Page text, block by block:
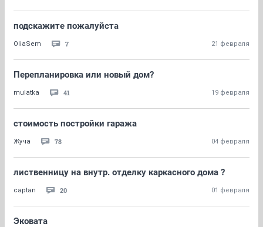
подскажите пожалуйста
OliaSem 7 21 февраля
Перепланировка или новый дом?
mulatka 41 19 февраля
стоимость постройки гаража
Жуча 78 04 февраля
лиственницу на внутр. отделку каркасного дома ?
captan 20 01 февраля
Эковата